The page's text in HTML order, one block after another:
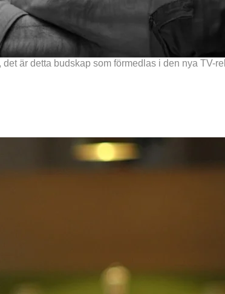
är detta budskap som förmedlas i den nya TV-